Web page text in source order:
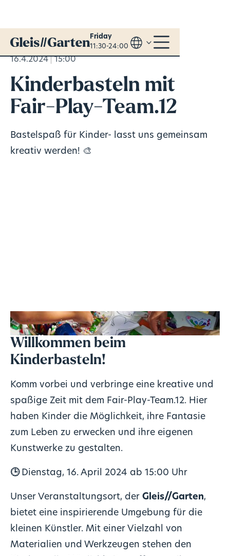
Friday
11:30-24:00
16.4.2024 15:00
Kinderbasteln mit
Fair-Play-Team.12
Bastelspaß für Kinder- lasst uns gemeinsam
kreativ werden! 🎨
Willkommen beim
Kinderbasteln!
Komm vorbei und verbringe eine kreative und
spaßige Zeit mit dem Fair-Play-Team.12. Hier
haben Kinder die Möglichkeit, ihre Fantasie
zum Leben zu erwecken und ihre eigenen
Kunstwerke zu gestalten.
🕒 Dienstag, 16. April 2024 ab 15:00 Uhr
Unser Veranstaltungsort, der Gleis//Garten,
bietet eine inspirierende Umgebung für die
kleinen Künstler. Mit einer Vielzahl von
Materialien und Werkzeugen stehen den